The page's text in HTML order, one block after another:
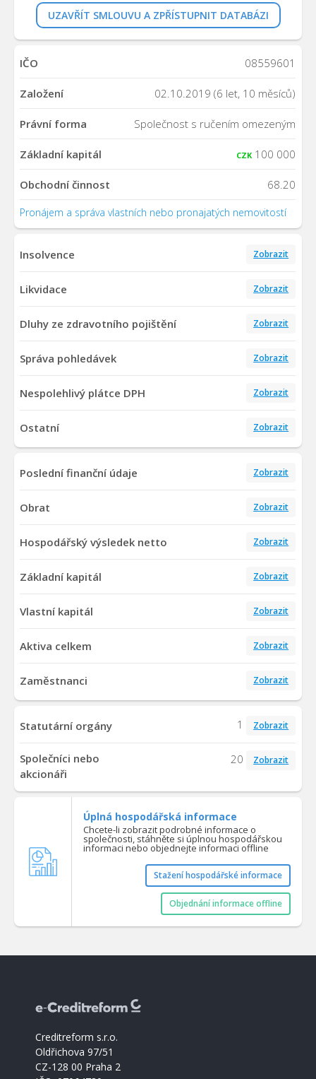
UZAVŘÍT SMLOUVU A ZPŘÍSTUPNIT DATABÁZI
IČO 08559601
Založení 02.10.2019 (6 let, 10 měsíců)
Právní forma Společnost s ručením omezeným
Základní kapitál CZK 100 000
Obchodní činnost 68.20
Pronájem a správa vlastních nebo pronajatých nemovitostí
Insolvence Zobrazit
Likvidace Zobrazit
Dluhy ze zdravotního pojištění Zobrazit
Správa pohledávek Zobrazit
Nespolehlivý plátce DPH Zobrazit
Ostatní Zobrazit
Poslední finanční údaje Zobrazit
Obrat Zobrazit
Hospodářský výsledek netto Zobrazit
Základní kapitál Zobrazit
Vlastní kapitál Zobrazit
Aktiva celkem Zobrazit
Zaměstnanci Zobrazit
Statutární orgány 1 Zobrazit
Společníci nebo
akcionáři
20 Zobrazit
Úplná hospodářská informace
Chcete-li zobrazit podrobné informace o
společnosti, stáhněte si úplnou hospodářskou
informaci nebo objednejte informaci offline
Stažení hospodářské informace
Objednání informace offline
Creditreform s.r.o.
Oldřichova 97/51
CZ-128 00 Praha 2